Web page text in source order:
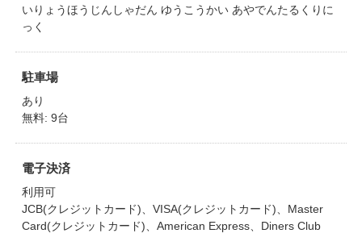
いりょうほうじんしゃだん ゆうこうかい あやでんたるくりに
っく
駐車場
あり
無料: 9台
電子決済
利用可
JCB(クレジットカード)、VISA(クレジットカード)、Master
Card(クレジットカード)、American Express、Diners Club